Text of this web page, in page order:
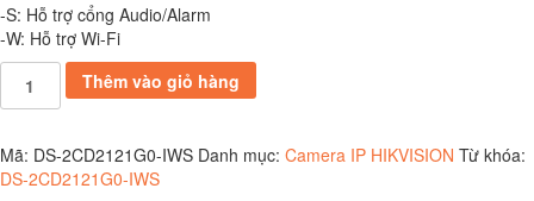
-S: Hỗ trợ cổng Audio/Alarm
-W: Hỗ trợ Wi-Fi
DS-
2CD2121G0-
số
lượng
Thêm vào giỏ hàng
Mã: DS-2CD2121G0-IWS Danh mục: Camera IP HIKVISION Từ khóa:
DS-2CD2121G0-IWS